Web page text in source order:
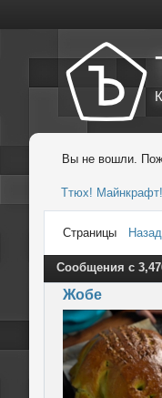
Вы не вошли.
Ттюх! Майнкрафт!
Страницы Назад
Сообщения с
Жобе